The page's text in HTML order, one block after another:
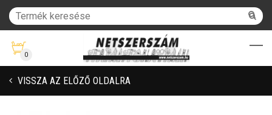
0
VISSZA AZ ELŐZŐ OLDALRA